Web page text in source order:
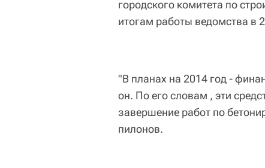
городского комитета по
итогам работы ведомства в
"В планах на 2014 год -
он. По его словам , эти
завершение работ по
пилонов.